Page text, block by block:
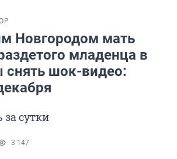
Новгородом мать
младенца в
снять шок-видео:
за сутки
3 147